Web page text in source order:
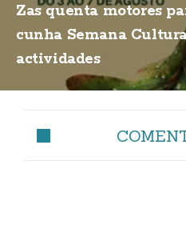
Zas quenta motores
cunha Semana
actividades